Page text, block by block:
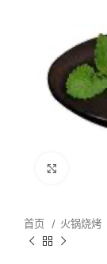
首页 火锅烧烤